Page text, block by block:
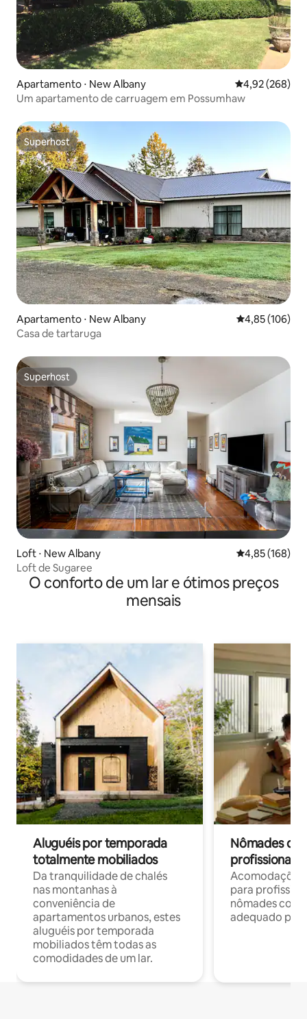
Apartamento ⋅ New Albany 4,92 de uma
4,92 (268)
Um apartamento de carruagem em Possumhaw
Superhost
Superhost
Apartamento ⋅ New Albany 4,85 de uma
4,85 (106)
Casa de tartaruga
Superhost
Superhost
Loft ⋅ New Albany 4,85 de uma
4,85 (168)
Loft de Sugaree
O conforto de um lar e ótimos preços
mensais
Aluguéis por temporada
totalmente mobiliados
Da tranquilidade de chalés
nas montanhas à
conveniência de
apartamentos urbanos, estes
aluguéis por temporada
mobiliados têm todas as
comodidades de um lar.
Nômades
profissionais
para
nômades com
adequado